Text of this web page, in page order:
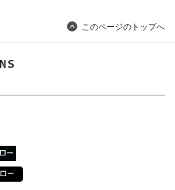
このページのトップへ